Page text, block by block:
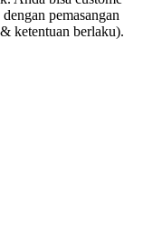
pemasangan
ketentuan berlaku).